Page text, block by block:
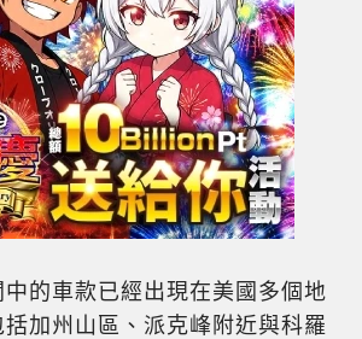
的車款已經出現在美國多個地
加州山區、派克峰附近與科羅